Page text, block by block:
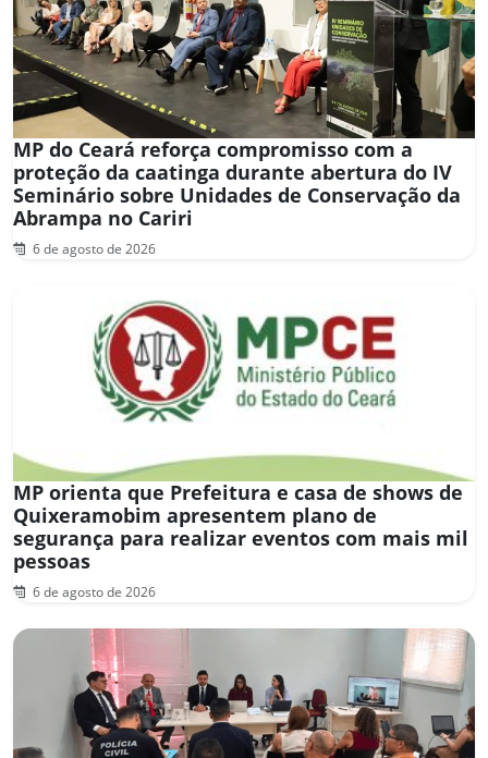
MP do Ceará reforça compromisso com a
proteção da caatinga durante abertura do IV
Seminário sobre Unidades de Conservação da
Abrampa no Cariri
6 de agosto de 2026
MP orienta que Prefeitura e casa de shows de
Quixeramobim apresentem plano de
segurança para realizar eventos com mais mil
pessoas
6 de agosto de 2026